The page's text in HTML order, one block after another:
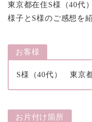
東京都在住S様（40代
様子とS様のご感想を
お客様
S様（40代） 東京
お片付け箇所